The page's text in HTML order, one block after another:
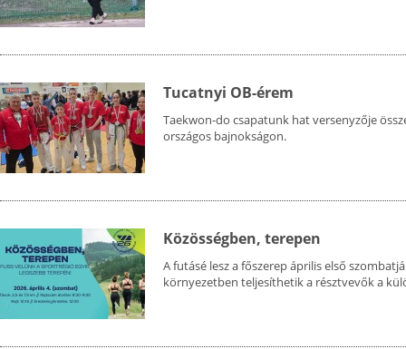
Tucatnyi OB-érem
Taekwon-do csapatunk hat versenyzője
országos bajnokságon.
Közösségben, terepen
A futásé lesz a főszerep április első
környezetben teljesíthetik a résztvevők a